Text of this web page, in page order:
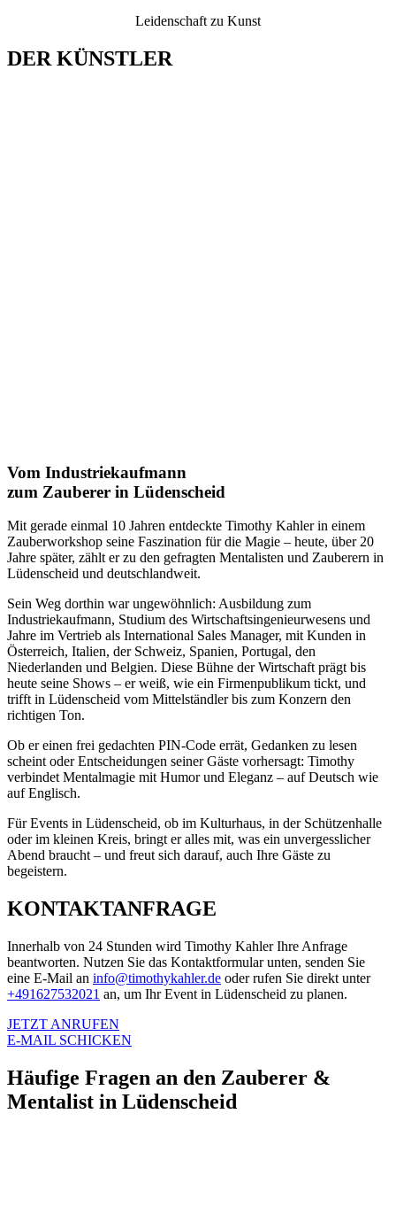
Leidenschaft zu Kunst
DER KÜNSTLER
Vom Industriekaufmann
zum Zauberer in Lüdenscheid
Mit gerade einmal 10 Jahren entdeckte Timothy Kahler in einem
Zauberworkshop seine Faszination für die Magie – heute, über 20
Jahre später, zählt er zu den gefragten Mentalisten und Zauberern in
Lüdenscheid und deutschlandweit.
Sein Weg dorthin war ungewöhnlich: Ausbildung zum
Industriekaufmann, Studium des Wirtschaftsingenieurwesens und
Jahre im Vertrieb als International Sales Manager, mit Kunden in
Österreich, Italien, der Schweiz, Spanien, Portugal, den
Niederlanden und Belgien. Diese Bühne der Wirtschaft prägt bis
heute seine Shows – er weiß, wie ein Firmenpublikum tickt, und
trifft in Lüdenscheid vom Mittelständler bis zum Konzern den
richtigen Ton.
Ob er einen frei gedachten PIN-Code errät, Gedanken zu lesen
scheint oder Entscheidungen seiner Gäste vorhersagt: Timothy
verbindet Mentalmagie mit Humor und Eleganz – auf Deutsch wie
auf Englisch.
Für Events in Lüdenscheid, ob im Kulturhaus, in der Schützenhalle
oder im kleinen Kreis, bringt er alles mit, was ein unvergesslicher
Abend braucht – und freut sich darauf, auch Ihre Gäste zu
begeistern.
KONTAKTANFRAGE
Innerhalb von 24 Stunden wird Timothy Kahler Ihre Anfrage
beantworten. Nutzen Sie das Kontaktformular unten, senden Sie
eine E-Mail an info@timothykahler.de oder rufen Sie direkt unter
+491627532021 an, um Ihr Event in Lüdenscheid zu planen.
JETZT ANRUFEN
E-MAIL SCHICKEN
Häufige Fragen an den Zauberer &
Mentalist in Lüdenscheid